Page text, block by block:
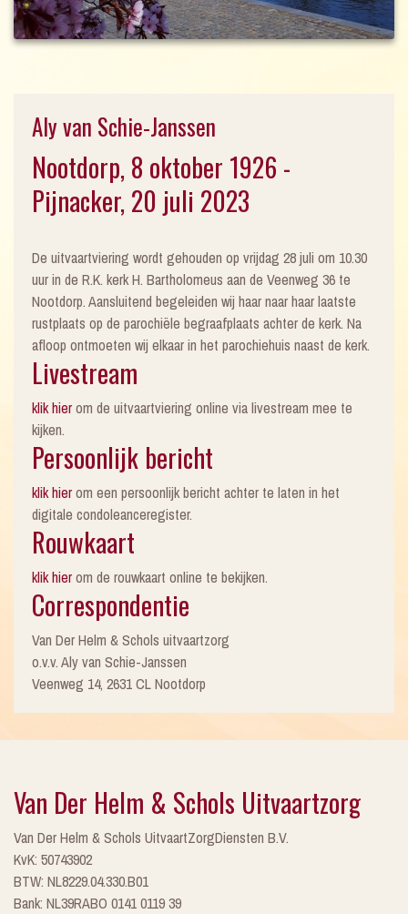
Aly van Schie-Janssen
Nootdorp, 8 oktober 1926 -
Pijnacker, 20 juli 2023
De uitvaartviering wordt gehouden op vrijdag 28 juli om 10.30
uur in de R.K. kerk H. Bartholomeus aan de Veenweg 36 te
Nootdorp. Aansluitend begeleiden wij haar naar haar laatste
rustplaats op de parochiële begraafplaats achter de kerk. Na
afloop ontmoeten wij elkaar in het parochiehuis naast de kerk.
Livestream
klik hierom de uitvaartviering online via livestream mee te
kijken.
Persoonlijk bericht
klik hierom een persoonlijk bericht achter te laten in het
digitale condoleanceregister.
Rouwkaart
klik hierom de rouwkaart online te bekijken.
Correspondentie
Van Der Helm & Schols uitvaartzorg
o.v.v. Aly van Schie-Janssen
Veenweg 14, 2631 CL Nootdorp
Van Der Helm & Schols Uitvaartzorg
Van Der Helm & Schols UitvaartZorgDiensten B.V.
KvK: 50743902
BTW: NL8229.04.330.B01
Bank: NL39RABO 0141 0119 39